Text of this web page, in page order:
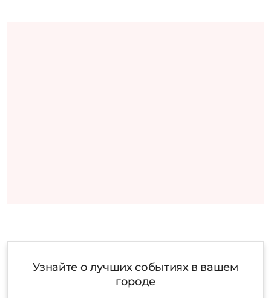
Узнайте о лучших событиях в вашем
городе